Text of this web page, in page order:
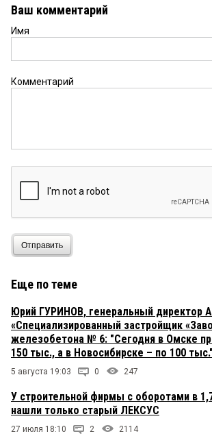
Ваш комментарий
Имя
Комментарий
Отправить
Еще по теме
Юрий ГУРИНОВ, генеральный директор
«Специализированный застройщик
железобетона № 6: "Сегодня в Омске
150 тыс., а в Новосибирске – по 100 тыс."
5 августа 19:03 0 247
У строительной фирмы с оборотами в
нашли только старый ЛЕКСУС
27 июля 18:10 2 2114